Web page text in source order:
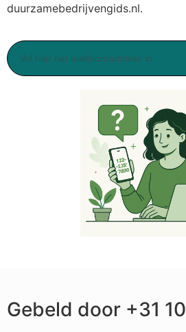
duurzamebedrijvengids.nl.
Gebeld door +31